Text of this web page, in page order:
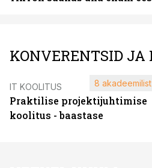
KONVERENTSID JA
IT KOOLITUS
Praktilise projektijuhtimise
koolitus - baastase
8